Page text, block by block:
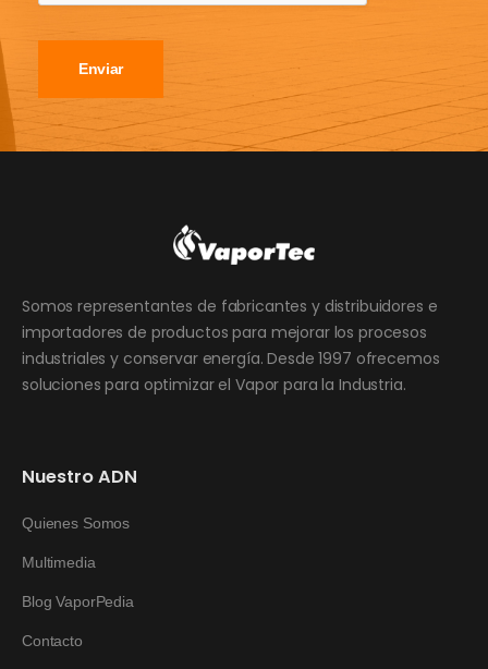
Enviar
Somos representantes de fabricantes y distribuidores e
importadores de productos para mejorar los procesos
industriales y conservar energía. Desde 1997 ofrecemos
soluciones para optimizar el Vapor para la Industria.
Nuestro ADN
Quienes Somos
Multimedia
Blog VaporPedia
Contacto